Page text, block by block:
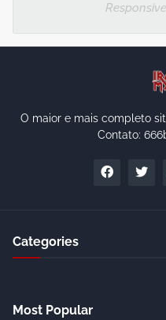
O maior e mais completo
Contato:
Categories
Most Popular